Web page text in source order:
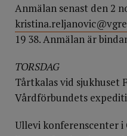
Anmälan senast den 2
19 38. Anmälan är
TORSDAG
Tårtkalas vid sjukhuset
Vårdförbundets
Ullevi konferenscenter